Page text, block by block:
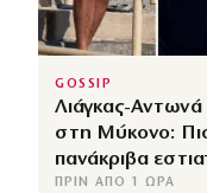
GOSSIP
Λιάγκας-
στη Μύκονο:
πανάκριβα
ΠΡΙΝ ΑΠΌ 1 ΏΡΑ